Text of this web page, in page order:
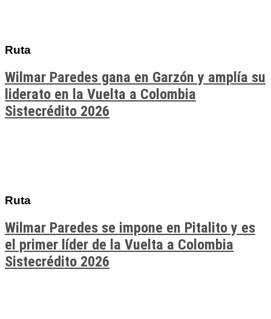
Ruta
Wilmar Paredes gana en Garzón y amplía su
liderato en la Vuelta a Colombia
Sistecrédito 2026
Ruta
Wilmar Paredes se impone en Pitalito y es
el primer líder de la Vuelta a Colombia
Sistecrédito 2026